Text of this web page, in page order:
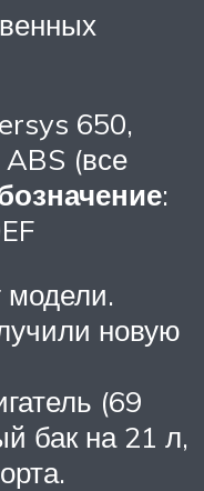
650,
(все
:
модели.
новую
(69
бак на 21 л,